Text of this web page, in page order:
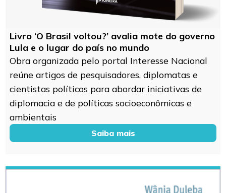
Livro ‘O Brasil voltou?’ avalia mote do governo
Lula e o lugar do país no mundo
Obra organizada pelo portal Interesse Nacional
reúne artigos de pesquisadores, diplomatas e
cientistas políticos para abordar iniciativas de
diplomacia e de políticas socioeconômicas e
ambientais
Saiba mais